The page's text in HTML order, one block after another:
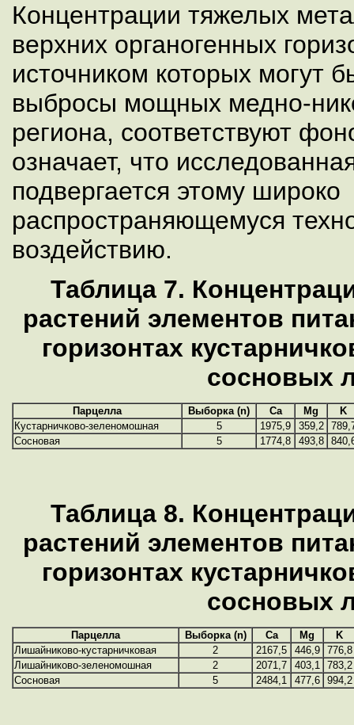
Концентрации тяжелых
верхних органогенных
источником которых могут
выбросы мощных медно-
региона, соответствуют
означает, что
подвергается этому широко
распространяющемуся
воздействию.
Таблица 7.
растений элементов
горизонтах
сосновых
Парцелла Выборка (n) Ca Mg
K
Кустарничково-зеленомошная
5 1975,9 359,2
Сосновая
5 1774,8 493,8
Таблица 8.
растений элементов
горизонтах
сосновых
Парцелла Выборка (n) Ca Mg
K
Лишайниково-кустарничковая
2 2167,5 446,9
776,8
Лишайниково-зеленомошная
2 2071,7 403,1
783,2
Сосновая
5 2484,1 477,6 994,2